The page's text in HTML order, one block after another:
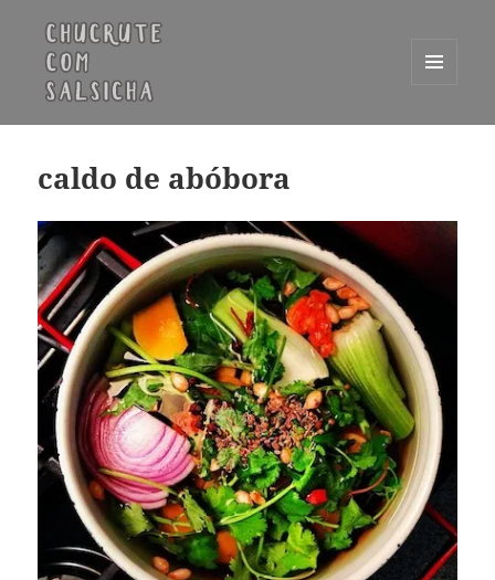
WIDGETS
caldo de abóbora